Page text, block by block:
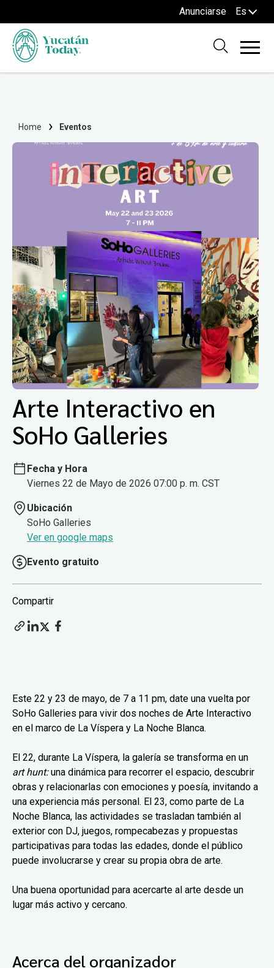
Anunciarse Es
Home Eventos
Arte Interactivo en
SoHo Galleries
Fecha y Hora
Viernes 22 de Mayo de 2026 07:00 p. m. CST
Ubicación
SoHo Galleries
Ver en google maps
Evento gratuito
Compartir
Este 22 y 23 de mayo, de 7 a 11 pm, date una vuelta por
SoHo Galleries para vivir dos noches de Arte Interactivo
en el marco de La Víspera y La Noche Blanca.
El 22, durante La Víspera, la galería se transforma en un
art hunt:una dinámica para recorrer el espacio, descubrir
obras y relacionarlas con emociones y poesía, invitando a
una experiencia más personal. El 23, como parte de La
Noche Blanca, las actividades se trasladan también al
exterior con DJ, juegos, rompecabezas y propuestas
participativas para todas las edades, donde el público
puede involucrarse y crear su propia obra de arte.
Una buena oportunidad para acercarte al arte desde un
lugar más activo y cercano.
Acerca del organizador